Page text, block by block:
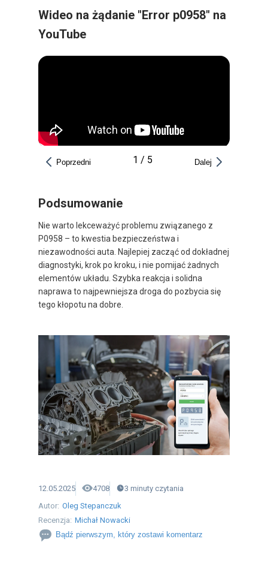
Wideo na żądanie "Error p0958" na
YouTube
Poprzedni 1 / 5 Dalej
Podsumowanie
Nie warto lekceważyć problemu związanego z
P0958 – to kwestia bezpieczeństwa i
niezawodności auta. Najlepiej zacząć od dokładnej
diagnostyki, krok po kroku, i nie pomijać żadnych
elementów układu. Szybka reakcja i solidna
naprawa to najpewniejsza droga do pozbycia się
tego kłopotu na dobre.
12.05.2025 4708 3 minuty czytania
Autor: Oleg Stepanczuk
Recenzja: Michał Nowacki
Bądź pierwszym, który zostawi komentarz